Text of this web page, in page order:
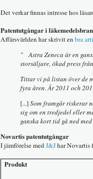
Det verkar finnas intresse hos
Patentutgångar i
Affärsvärlden har skrivit en bra
" Astra Zeneca är en
storsäljare, ökad press
Tittar vi på listan över de
fyra åren. År 2011 och
[...]Som framgår riskerar
sig om en tredjedel eller
ganska kort tid gå ned
Novartis patentutgångar
I jämförelse medJ&Jhar Novartis
Produkt